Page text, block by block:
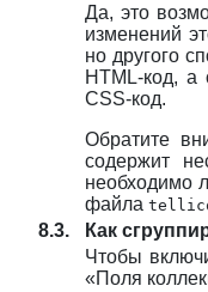
Да, это
изменений
но другого
HTML-код, а
CSS-код.
Обратите
содержит
необходимо
файла
8.3.
Как
Чтобы
«Поля